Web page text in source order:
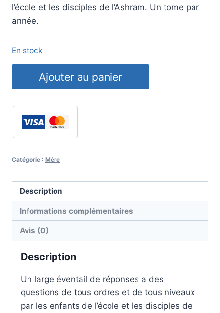
l’école et les disciples de l’Ashram. Un tome par
année.
En stock
1956
La
Ajouter au panier
Catégorie : Mère
Description
Informations complémentaires
Avis (0)
Description
Un large éventail de réponses a des
questions de tous ordres et de tous niveaux
par les enfants de l’école et les disciples de